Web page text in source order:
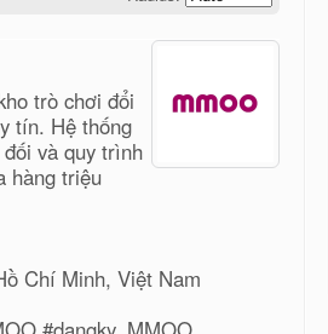
trò chơi đổi
tín. Hệ thống
và quy trình
hàng triệu
Chí Minh, Việt Nam